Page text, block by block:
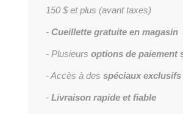
150 $ et plus (avant taxes)
- Cueillette gratuite en magasin
- Plusieurs options de paiement
- Accès à des spéciaux exclusifs
- Livraison rapide et fiable